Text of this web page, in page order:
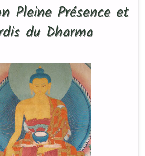
Pleine Présence et
du Dharma